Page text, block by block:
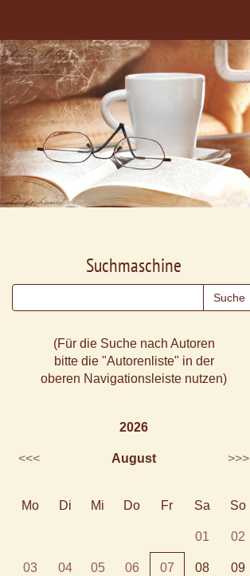
Suchmaschine
(Für die Suche nach Autoren
bitte die "Autorenliste" in der
oberen Navigationsleiste nutzen)
2026
<<< August >>>
Mo Di Mi Do Fr Sa So
01 02
03 04 05 06 07 08 09